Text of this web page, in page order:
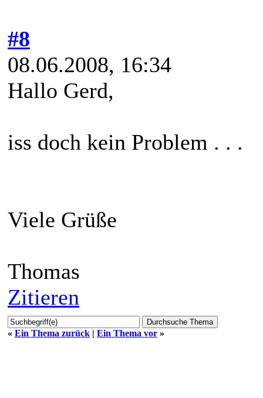
#8
08.06.2008, 16:34
Hallo Gerd,
iss doch kein Problem . . .
Viele Grüße
Thomas
Zitieren
« Ein Thema zurück | Ein Thema vor »